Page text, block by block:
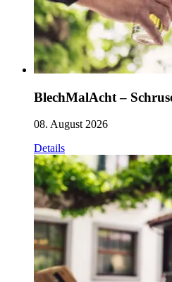
BlechMalAcht –
08. August 2026
Details